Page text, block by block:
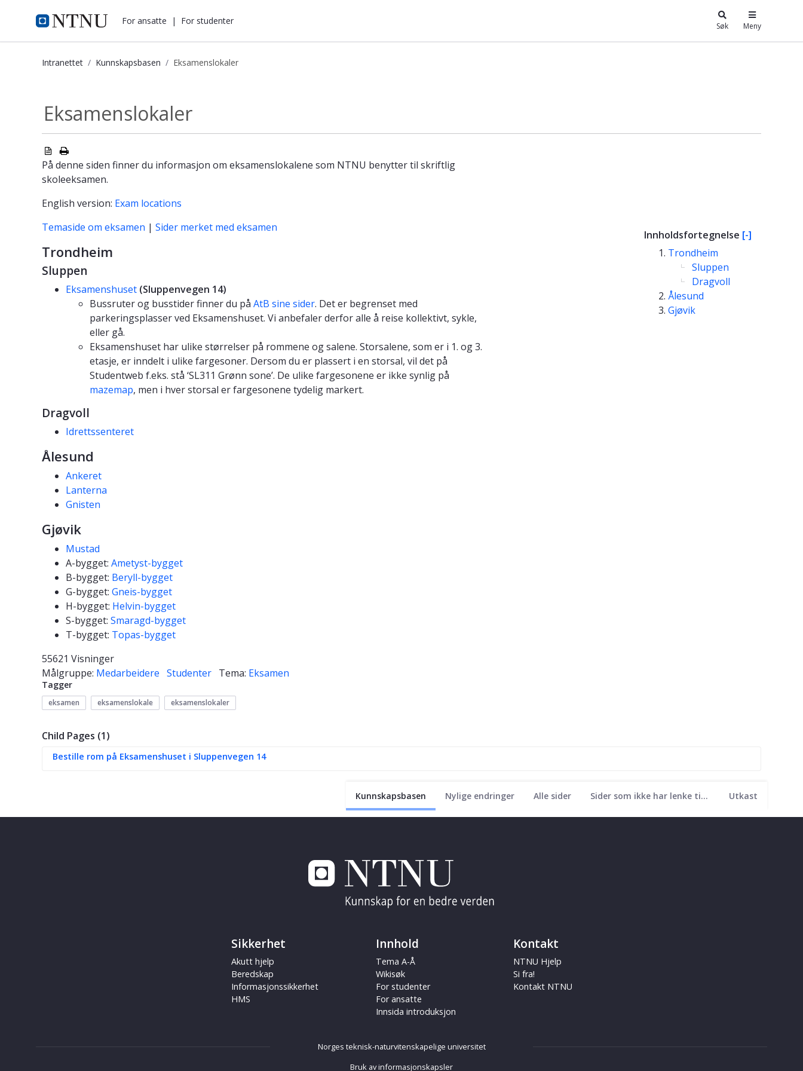
i.ntnu.no For ansatte | For studenter Søk Meny
Intranettet Kunnskapsbasen Eksamenslokaler
Kunnskapsbasen Nylige endringer Alle sider Sider som ikke har lenke til seg Utkast
Eksamenslokaler
På denne siden finner du informasjon om eksamenslokalene som NTNU benytter til skriftlig
skoleeksamen.
English version: Exam locations
Innholdsfortegnelse [-]
Trondheim
Sluppen
Dragvoll
Ålesund
Gjøvik
Temaside om eksamen | Sider merket med eksamen
Trondheim
Sluppen
Eksamenshuset (Sluppenvegen 14)
Bussruter og busstider finner du på AtB sine sider. Det er begrenset med
parkeringsplasser ved Eksamenshuset. Vi anbefaler derfor alle å reise kollektivt, sykle,
eller gå.
Eksamenshuset har ulike størrelser på rommene og salene. Storsalene, som er i 1. og 3.
etasje, er inndelt i ulike fargesoner. Dersom du er plassert i en storsal, vil det på
Studentweb f.eks. stå ‘SL311 Grønn sone’. De ulike fargesonene er ikke synlig på
mazemap, men i hver storsal er fargesonene tydelig markert.
Dragvoll
Idrettssenteret
Ålesund
Ankeret
Lanterna
Gnisten
Gjøvik
Mustad
A-bygget: Ametyst-bygget
B-bygget: Beryll-bygget
G-bygget: Gneis-bygget
H-bygget: Helvin-bygget
S-bygget: Smaragd-bygget
T-bygget: Topas-bygget
55621 Visninger
Målgruppe: Medarbeidere Studenter Tema: Eksamen
Tagger
eksamen eksamenslokale eksamenslokaler
Child Pages (1)
Bestille rom på Eksamenshuset i Sluppenvegen 14
Sikkerhet
Akutt hjelp
Beredskap
Informasjonssikkerhet
HMS
Innhold
Tema A-Å
Wikisøk
For studenter
For ansatte
Innsida introduksjon
Kontakt
NTNU Hjelp
Si fra!
Kontakt NTNU
Norges teknisk-naturvitenskapelige universitet
Bruk av informasjonskapsler